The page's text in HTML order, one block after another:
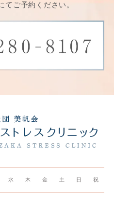
てご予約ください。
水 木 金 土 日 祝